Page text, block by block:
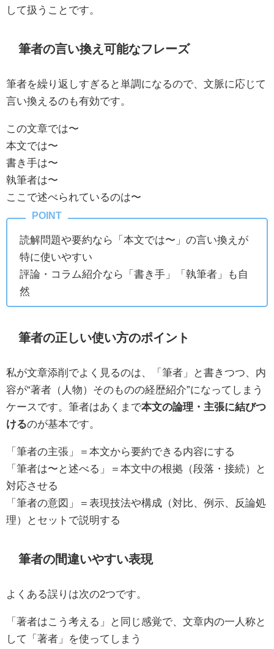
して扱うことです。
筆者の言い換え可能なフレーズ
筆者を繰り返しすぎると単調になるので、文脈に応じて
言い換えるのも有効です。
この文章では〜
本文では〜
書き手は〜
執筆者は〜
ここで述べられているのは〜
読解問題や要約なら「本文では〜」の言い換えが
特に使いやすい
評論・コラム紹介なら「書き手」「執筆者」も自
然
筆者の正しい使い方のポイント
私が文章添削でよく見るのは、「筆者」と書きつつ、内
容が“著者（人物）そのものの経歴紹介”になってしまう
ケースです。筆者はあくまで本文の論理・主張に結びつ
けるのが基本です。
「筆者の主張」＝本文から要約できる内容にする
「筆者は〜と述べる」＝本文中の根拠（段落・接続）と
対応させる
「筆者の意図」＝表現技法や構成（対比、例示、反論処
理）とセットで説明する
筆者の間違いやすい表現
よくある誤りは次の2つです。
「著者はこう考える」と同じ感覚で、文章内の一人称と
して「著者」を使ってしまう